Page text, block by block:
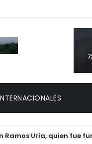
Uría, quien fue